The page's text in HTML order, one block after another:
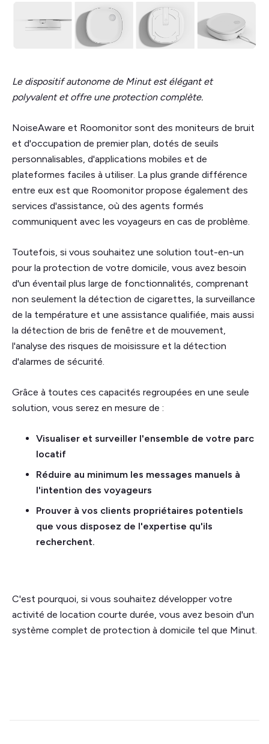
Le dispositif autonome de Minut est élégant et
polyvalent et offre une protection complète.
NoiseAware et Roomonitor sont des moniteurs de bruit
et d'occupation de premier plan, dotés de seuils
personnalisables, d'applications mobiles et de
plateformes faciles à utiliser. La plus grande différence
entre eux est que Roomonitor propose également des
services d'assistance, où des agents formés
communiquent avec les voyageurs en cas de problème.
Toutefois, si vous souhaitez une solution tout-en-un
pour la protection de votre domicile, vous avez besoin
d'un éventail plus large de fonctionnalités, comprenant
non seulement la détection de cigarettes, la surveillance
de la température et une assistance qualifiée, mais aussi
la détection de bris de fenêtre et de mouvement,
l'analyse des risques de moisissure et la détection
d'alarmes de sécurité.
Grâce à toutes ces capacités regroupées en une seule
solution, vous serez en mesure de :
Visualiser et surveiller l'ensemble de votre parc
locatif
Réduire au minimum les messages manuels à
l'intention des voyageurs
Prouver à vos clients propriétaires potentiels
que vous disposez de l'expertise qu'ils
recherchent.
C'est pourquoi, si vous souhaitez développer votre
activité de location courte durée, vous avez besoin d'un
système complet de protection à domicile tel que Minut.